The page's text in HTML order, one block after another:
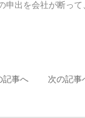
申出を会社が断って
記事へ 次の記事